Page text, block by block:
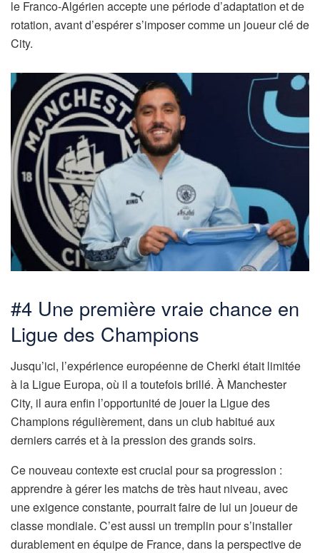
le Franco-Algérien accepte une période d’adaptation et de
rotation, avant d’espérer s’imposer comme un joueur clé de
City.
#4 Une première vraie chance en
Ligue des Champions
Jusqu’ici, l’expérience européenne de Cherki était limitée
à la Ligue Europa, où il a toutefois brillé. À Manchester
City, il aura enfin l’opportunité de jouer la Ligue des
Champions régulièrement, dans un club habitué aux
derniers carrés et à la pression des grands soirs.
Ce nouveau contexte est crucial pour sa progression :
apprendre à gérer les matchs de très haut niveau, avec
une exigence constante, pourrait faire de lui un joueur de
classe mondiale. C’est aussi un tremplin pour s’installer
durablement en équipe de France, dans la perspective de